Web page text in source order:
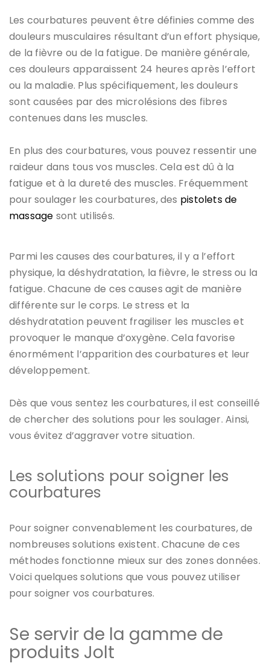
Les courbatures peuvent être définies comme des
douleurs musculaires résultant d’un effort physique,
de la fièvre ou de la fatigue. De manière générale,
ces douleurs apparaissent 24 heures après l’effort
ou la maladie. Plus spécifiquement, les douleurs
sont causées par des microlésions des fibres
contenues dans les muscles.
En plus des courbatures, vous pouvez ressentir une
raideur dans tous vos muscles. Cela est dû à la
fatigue et à la dureté des muscles. Fréquemment
pour soulager les courbatures, des pistolets de
massage sont utilisés.
Parmi les causes des courbatures, il y a l’effort
physique, la déshydratation, la fièvre, le stress ou la
fatigue. Chacune de ces causes agit de manière
différente sur le corps. Le stress et la
déshydratation peuvent fragiliser les muscles et
provoquer le manque d’oxygène. Cela favorise
énormément l’apparition des courbatures et leur
développement.
Dès que vous sentez les courbatures, il est conseillé
de chercher des solutions pour les soulager. Ainsi,
vous évitez d’aggraver votre situation.
Les solutions pour soigner les
courbatures
Pour soigner convenablement les courbatures, de
nombreuses solutions existent. Chacune de ces
méthodes fonctionne mieux sur des zones données.
Voici quelques solutions que vous pouvez utiliser
pour soigner vos courbatures.
Se servir de la gamme de
produits Jolt